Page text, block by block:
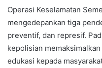
Operasi Keselamatan
mengedepankan tiga
preventif, dan represif.
kepolisian
edukasi kepada